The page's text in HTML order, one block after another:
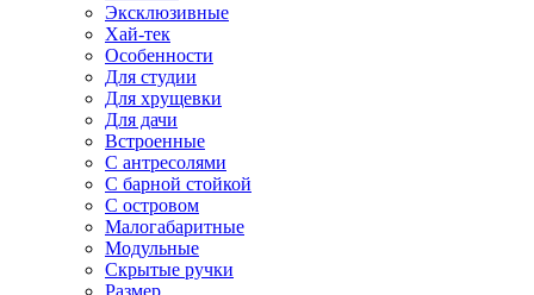
Эксклюзивные
Хай-тек
Особенности
Для студии
Для хрущевки
Для дачи
Встроенные
С антресолями
С барной стойкой
С островом
Малогабаритные
Модульные
Скрытые ручки
Размер